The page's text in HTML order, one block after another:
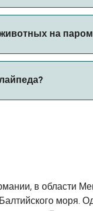
на паром
парома. В
в области
моря.